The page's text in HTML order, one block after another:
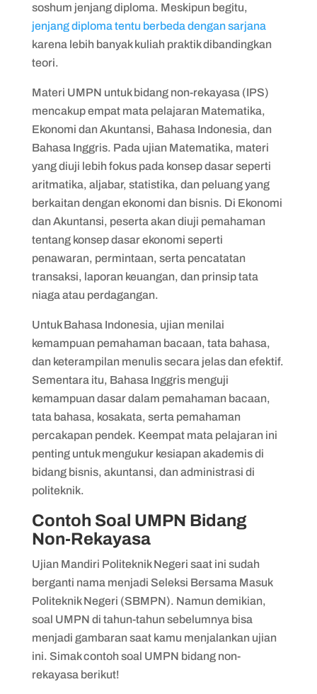
soshum jenjang diploma. Meskipun begitu,
jenjang diploma tentu berbeda dengan sarjana
karena lebih banyak kuliah praktik dibandingkan
teori.
Materi UMPN untuk bidang non-rekayasa (IPS)
mencakup empat mata pelajaran Matematika,
Ekonomi dan Akuntansi, Bahasa Indonesia, dan
Bahasa Inggris. Pada ujian Matematika, materi
yang diuji lebih fokus pada konsep dasar seperti
aritmatika, aljabar, statistika, dan peluang yang
berkaitan dengan ekonomi dan bisnis. Di Ekonomi
dan Akuntansi, peserta akan diuji pemahaman
tentang konsep dasar ekonomi seperti
penawaran, permintaan, serta pencatatan
transaksi, laporan keuangan, dan prinsip tata
niaga atau perdagangan.
Untuk Bahasa Indonesia, ujian menilai
kemampuan pemahaman bacaan, tata bahasa,
dan keterampilan menulis secara jelas dan efektif.
Sementara itu, Bahasa Inggris menguji
kemampuan dasar dalam pemahaman bacaan,
tata bahasa, kosakata, serta pemahaman
percakapan pendek. Keempat mata pelajaran ini
penting untuk mengukur kesiapan akademis di
bidang bisnis, akuntansi, dan administrasi di
politeknik.
Contoh Soal UMPN Bidang
Non-Rekayasa
Ujian Mandiri Politeknik Negeri saat ini sudah
berganti nama menjadi Seleksi Bersama Masuk
Politeknik Negeri (SBMPN). Namun demikian,
soal UMPN di tahun-tahun sebelumnya bisa
menjadi gambaran saat kamu menjalankan ujian
ini. Simak contoh soal UMPN bidang non-
rekayasa berikut!